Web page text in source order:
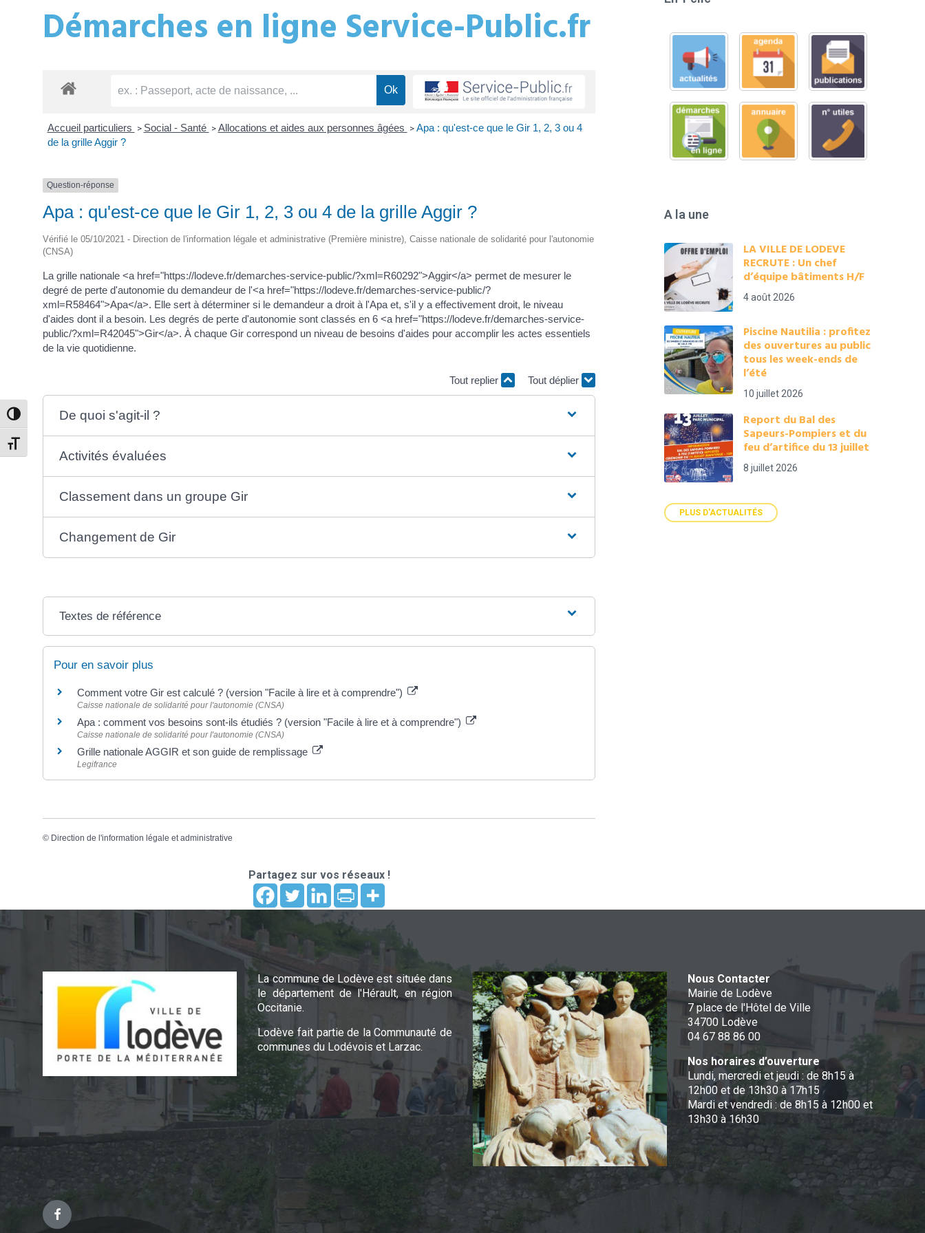
Passer en contraste élevé
Changer la taille de la police
Démarches en ligne Service-Public.fr
Accueil particuliers > Social - Santé > Allocations et aides aux personnes âgées > Apa : qu'est-ce que le Gir 1, 2, 3 ou 4
de la grille Aggir ?
Question-réponse
Apa : qu'est-ce que le Gir 1, 2, 3 ou 4 de la grille Aggir ?
Vérifié le 05/10/2021 - Direction de l'information légale et administrative (Première ministre), Caisse nationale de solidarité pour l'autonomie
(CNSA)
La grille nationale <a href="https://lodeve.fr/demarches-service-public/?xml=R60292">Aggir</a> permet de mesurer le
degré de perte d'autonomie du demandeur de l'<a href="https://lodeve.fr/demarches-service-public/?
xml=R58464">Apa</a>. Elle sert à déterminer si le demandeur a droit à l'Apa et, s'il y a effectivement droit, le niveau
d'aides dont il a besoin. Les degrés de perte d'autonomie sont classés en 6 <a href="https://lodeve.fr/demarches-service-
public/?xml=R42045">Gir</a>. À chaque Gir correspond un niveau de besoins d'aides pour accomplir les actes essentiels
de la vie quotidienne.
Tout replier Tout déplier
De quoi s'agit-il ?
Activités évaluées
Classement dans un groupe Gir
Changement de Gir
Textes de référence
Pour en savoir plus
Comment votre Gir est calculé ? (version "Facile à lire et à comprendre")
Caisse nationale de solidarité pour l'autonomie (CNSA)
Apa : comment vos besoins sont-ils étudiés ? (version "Facile à lire et à comprendre")
Caisse nationale de solidarité pour l'autonomie (CNSA)
Grille nationale AGGIR et son guide de remplissage
Legifrance
© Direction de l'information légale et administrative
Partagez sur vos réseaux !
A la une
LA VILLE DE LODEVE
RECRUTE : Un chef
d’équipe bâtiments H/F
4 août 2026
Piscine Nautilia : profitez
des ouvertures au public
tous les week-ends de
l’été
10 juillet 2026
Report du Bal des
Sapeurs-Pompiers et du
feu d’artifice du 13 juillet
8 juillet 2026
PLUS D'ACTUALITÉS
La commune de Lodève est située dans
le département de l'Hérault, en région
Occitanie.
Lodève fait partie de la Communauté de
communes du Lodévois et Larzac.
Nous Contacter
Mairie de Lodève
7 place de l'Hôtel de Ville
34700 Lodève
04 67 88 86 00
Nos horaires d’ouverture
Lundi, mercredi et jeudi : de 8h15 à
12h00 et de 13h30 à 17h15
Mardi et vendredi : de 8h15 à 12h00 et
13h30 à 16h30
Facebook